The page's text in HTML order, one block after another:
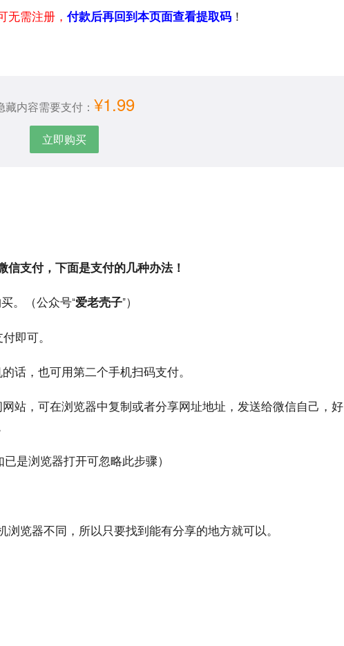
无需注册，付款后再回到本页面查看提取码 ！
藏内容需要支付： ¥1.99
立即购买
支付，下面是支付的几种办法！
。（公众号“爱老壳子”）
即可。
话，也可用第二个手机扫码支付。
网站，可在浏览器中复制或者分享网址地址，发送给微信自己，好
是浏览器打开可忽略此步骤）
览器不同，所以只要找到能有分享的地方就可以。